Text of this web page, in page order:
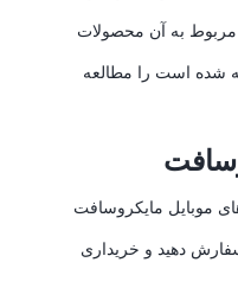
مربوط به آن محصولات
شده است را مطالعه
موبایل مایکروسافت
دهید و خریداری